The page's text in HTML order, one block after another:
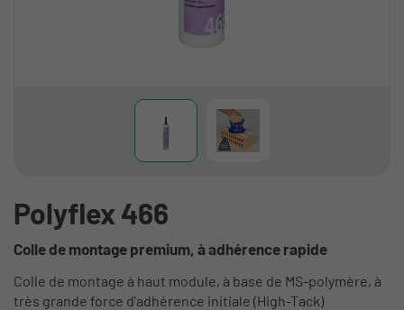
Polyflex 466
Colle de montage premium, à adhérence rapide
Colle de montage à haut module, à base de MS-polymère, à
très grande force d'adhérence initiale (High-Tack)